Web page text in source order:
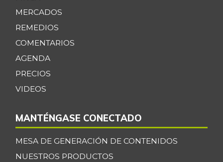
MERCADOS
REMEDIOS
COMENTARIOS
AGENDA
PRECIOS
VIDEOS
MANTÉNGASE CONECTADO
MESA DE GENERACIÓN DE CONTENIDOS
NUESTROS PRODUCTOS